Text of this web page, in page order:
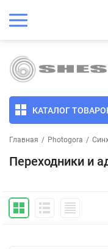
КАТАЛОГ
Главная / Photogora /
Переходники и